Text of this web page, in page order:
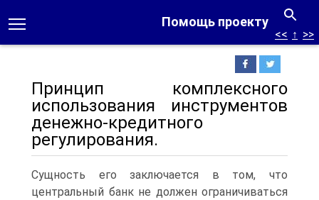
Помощь проекту
<< ↑ >>
Принцип комплексного
использования инструментов
денежно-кредитного
регулирования.
Сущность его заключается в том, что
центральный банк не должен ограничиваться